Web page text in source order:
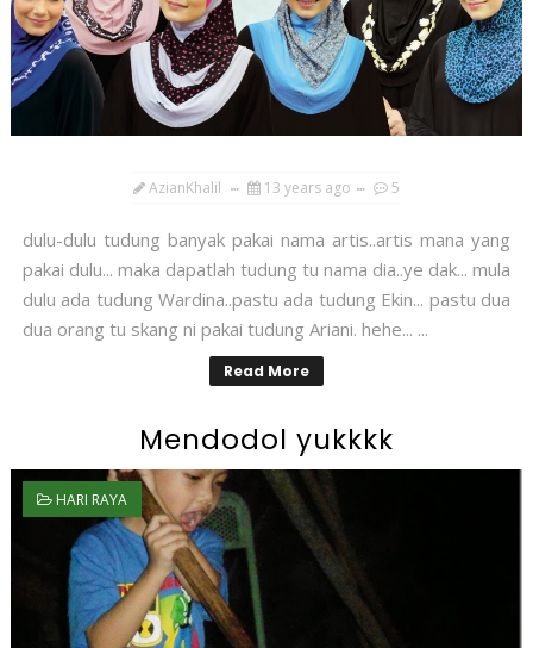
AzianKhalil 13 years ago 5
dulu-dulu tudung banyak pakai nama artis..artis mana yang
pakai dulu... maka dapatlah tudung tu nama dia..ye dak... mula
dulu ada tudung Wardina..pastu ada tudung Ekin... pastu dua
dua orang tu skang ni pakai tudung Ariani. hehe... ...
Read More
Mendodol yukkkk
HARI RAYA